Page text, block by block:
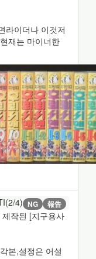
라이더나 이것저
재는 마이너한
4) NG 報告
작된 [지구용사
본,설정은 어설